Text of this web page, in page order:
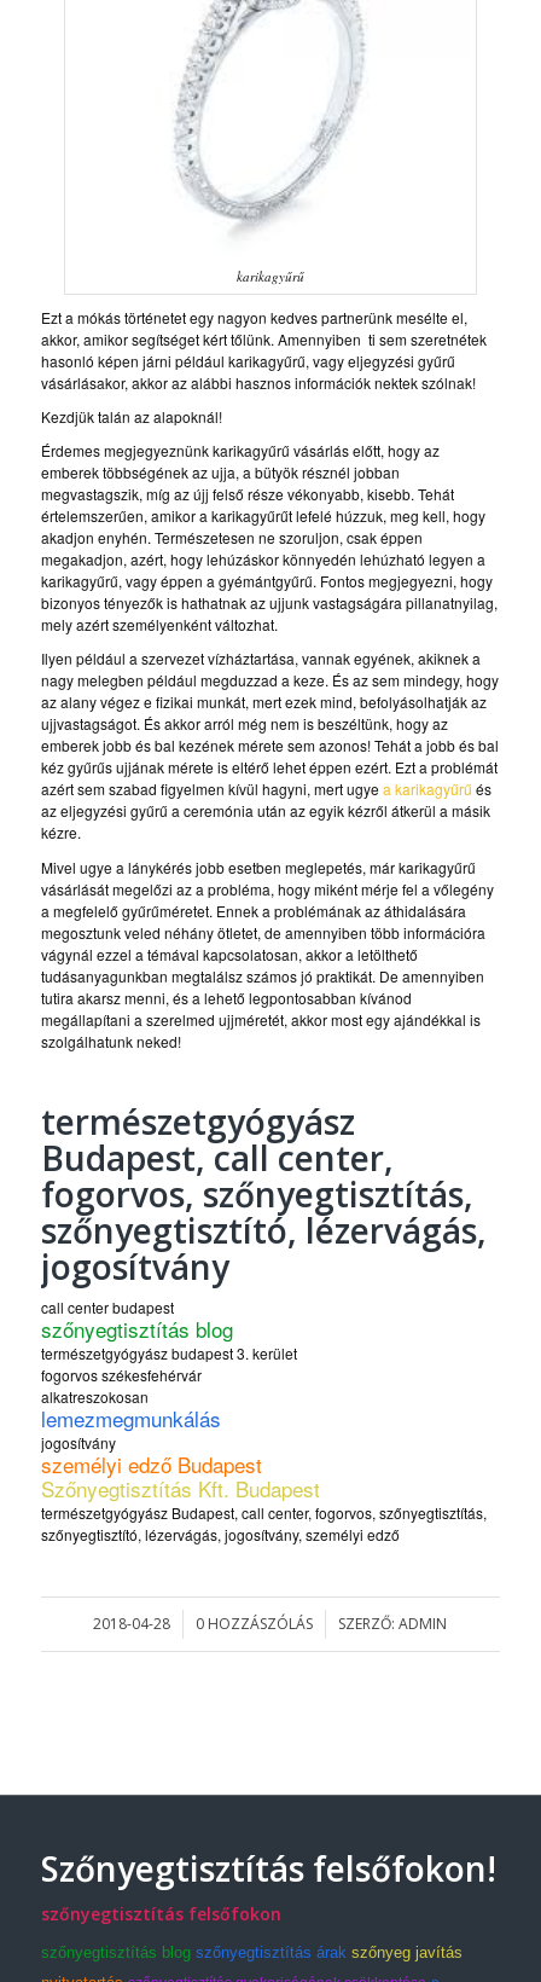
karikagyűrű
Ezt a mókás történetet egy nagyon kedves partnerünk mesélte el,
akkor, amikor segítséget kért tőlünk. Amennyiben ti sem szeretnétek
hasonló képen járni például karikagyűrű, vagy eljegyzési gyűrű
vásárlásakor, akkor az alábbi hasznos információk nektek szólnak!
Kezdjük talán az alapoknál!
Érdemes megjegyeznünk karikagyűrű vásárlás előtt, hogy az
emberek többségének az ujja, a bütyök résznél jobban
megvastagszik, míg az újj felső része vékonyabb, kisebb. Tehát
értelemszerűen, amikor a karikagyűrűt lefelé húzzuk, meg kell, hogy
akadjon enyhén. Természetesen ne szoruljon, csak éppen
megakadjon, azért, hogy lehúzáskor könnyedén lehúzható legyen a
karikagyűrű, vagy éppen a gyémántgyűrű. Fontos megjegyezni, hogy
bizonyos tényezők is hathatnak az ujjunk vastagságára pillanatnyilag,
mely azért személyenként változhat.
Ilyen például a szervezet vízháztartása, vannak egyének, akiknek a
nagy melegben például megduzzad a keze. És az sem mindegy, hogy
az alany végez e fizikai munkát, mert ezek mind, befolyásolhatják az
ujjvastagságot. És akkor arról még nem is beszéltünk, hogy az
emberek jobb és bal kezének mérete sem azonos! Tehát a jobb és bal
kéz gyűrűs ujjának mérete is eltérő lehet éppen ezért. Ezt a problémát
azért sem szabad figyelmen kívül hagyni, mert ugyea karikagyűrű és
az eljegyzési gyűrű a ceremónia után az egyik kézről átkerül a másik
kézre.
Mivel ugye a lánykérés jobb esetben meglepetés, már karikagyűrű
vásárlását megelőzi az a probléma, hogy miként mérje fel a vőlegény
a megfelelő gyűrűméretet. Ennek a problémának az áthidalására
megosztunk veled néhány ötletet, de amennyiben több információra
vágynál ezzel a témával kapcsolatosan, akkor a letölthető
tudásanyagunkban megtalálsz számos jó praktikát. De amennyiben
tutira akarsz menni, és a lehető legpontosabban kívánod
megállapítani a szerelmed ujjméretét, akkor most egy ajándékkal is
szolgálhatunk neked!
természetgyógyász
Budapest, call center,
fogorvos, szőnyegtisztítás,
szőnyegtisztító, lézervágás,
jogosítvány
call center budapest
szőnyegtisztítás blog
természetgyógyász budapest 3. kerület
fogorvos székesfehérvár
alkatreszokosan
lemezmegmunkálás
jogosítvány
személyi edző Budapest
Szőnyegtisztítás Kft. Budapest
természetgyógyász Budapest, call center, fogorvos, szőnyegtisztítás,
szőnyegtisztító, lézervágás, jogosítvány, személyi edző
2018-04-28
/ 0 HOZZÁSZÓLÁS
/ SZERZŐ:ADMIN
Szőnyegtisztítás felsőfokon!
szőnyegtisztítás felsőfokon
szőnyegtisztítás blog szőnyegtisztítás árak szőnyeg javítás